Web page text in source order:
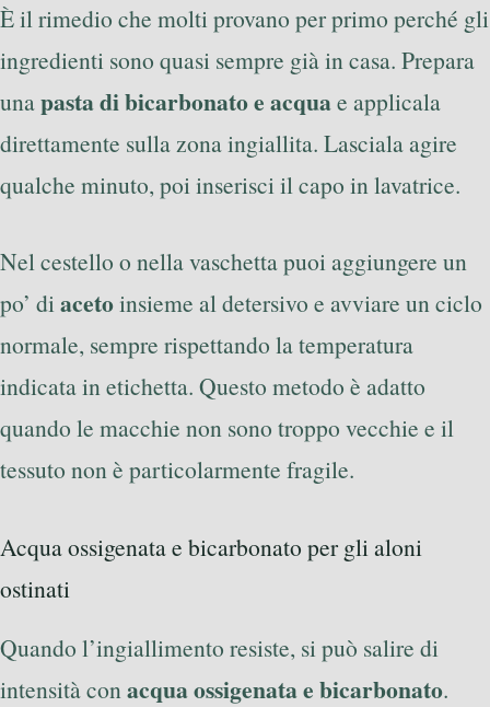
È il rimedio che molti provano per primo perché gli
ingredienti sono quasi sempre già in casa. Prepara
unapasta di bicarbonato e acquae applicala
direttamente sulla zona ingiallita. Lasciala agire
qualche minuto, poi inserisci il capo in lavatrice.
Nel cestello o nella vaschetta puoi aggiungere un
po’ diacetoinsieme al detersivo e avviare un ciclo
normale, sempre rispettando la temperatura
indicata in etichetta. Questo metodo è adatto
quando le macchie non sono troppo vecchie e il
tessuto non è particolarmente fragile.
Acqua ossigenata e bicarbonato per gli aloni
ostinati
Quando l’ingiallimento resiste, si può salire di
intensità conacqua ossigenata e bicarbonato.